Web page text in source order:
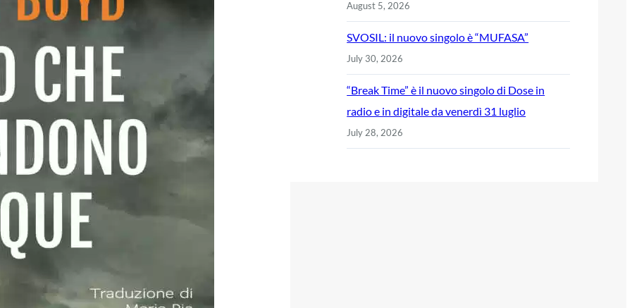
August 5, 2026
SVOSIL: il nuovo singolo è “MUFASA”
July 30, 2026
“Break Time” è il nuovo singolo di Dose in
radio e in digitale da venerdì 31 luglio
July 28, 2026